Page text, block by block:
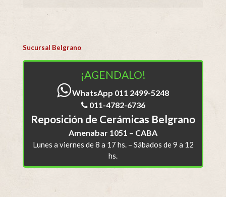
Sucursal Belgrano
¡AGENDALO!
WhatsApp 011 2499-5248
011-4782-6736
Reposición de Cerámicas Belgrano
Amenabar 1051 – CABA
Lunes a viernes de 8 a 17 hs. – Sábados de 9 a 12
hs.